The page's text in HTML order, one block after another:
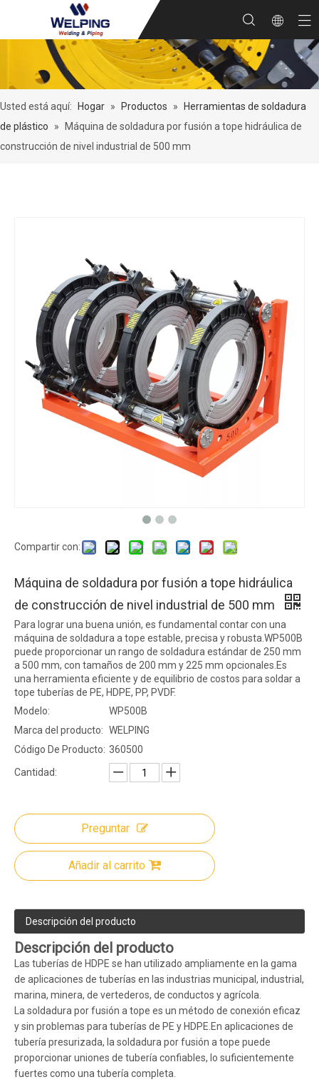
Usted está aquí: Hogar » Productos »
Herramientas de soldadura
de plástico
»
Máquina de soldadura por fusión a tope hidráulica de
construcción de nivel industrial de 500 mm
Compartir con:
Máquina de soldadura por fusión a tope hidráulica
de construcción de nivel industrial de 500 mm
Para lograr una buena unión, es fundamental contar con una
máquina de soldadura a tope estable, precisa y robusta.WP500B
puede proporcionar un rango de soldadura estándar de 250 mm
a 500 mm, con tamaños de 200 mm y 225 mm opcionales.Es
una herramienta eficiente y de equilibrio de costos para soldar a
tope tuberías de PE, HDPE, PP, PVDF.
Modelo:
WP500B
Marca del producto: WELPING
Código De Producto: 360500
Cantidad:
Preguntar
Añadir al carrito
Descripción del producto
Descripción del producto
Las tuberías de HDPE se han utilizado ampliamente en la gama
de aplicaciones de tuberías en las industrias municipal, industrial,
marina, minera, de vertederos, de conductos y agrícola.
La soldadura por fusión a tope es un método de conexión eficaz
y sin problemas para tuberías de PE y HDPE.En aplicaciones de
tubería presurizada, la soldadura por fusión a tope puede
proporcionar uniones de tubería confiables, lo suficientemente
fuertes como una tubería completa.